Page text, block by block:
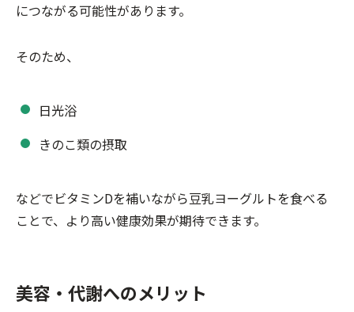
につながる可能性があります。
そのため、
日光浴
きのこ類の摂取
などでビタミンDを補いながら豆乳ヨーグルトを食べる
ことで、より高い健康効果が期待できます。
美容・代謝へのメリット